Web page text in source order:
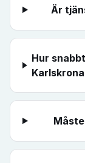
Är
Hur